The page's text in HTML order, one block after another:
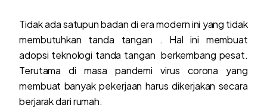
Tidak ada satupun badan di era modern ini yang tidak
membutuhkan tanda tangan . Hal ini membuat
adopsi teknologi tanda tangan berkembang pesat.
Terutama di masa pandemi virus corona yang
membuat banyak pekerjaan harus dikerjakan secara
berjarak dari rumah.